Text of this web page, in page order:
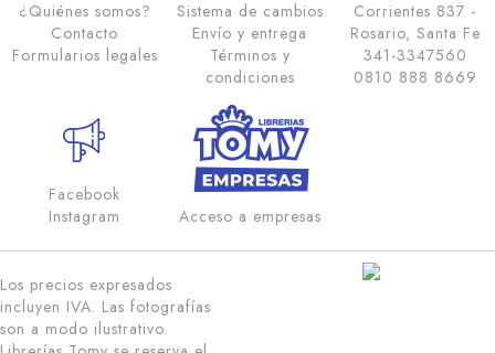
¿Quiénes somos?
Contacto
Formularios legales
Sistema de cambios
Envío y entrega
Términos y
condiciones
Corrientes 837 -
Rosario, Santa Fe
341-3347560
0810 888 8669
Facebook
Instagram
Acceso a empresas
Los precios expresados
incluyen IVA. Las fotografías
son a modo ilustrativo.